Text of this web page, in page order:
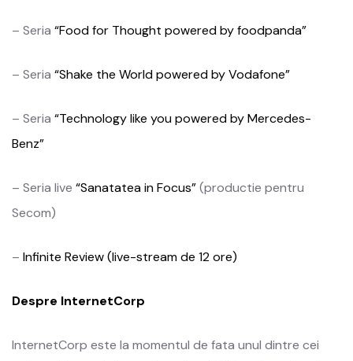
– Seria “Food for Thought powered by foodpanda”
– Seria “Shake the World powered by Vodafone”
– Seria “Technology like you powered by Mercedes-
Benz”
– Seria live “Sanatatea in Focus”(productie pentru
Secom)
– Infinite Review (live-stream de 12 ore)
Despre InternetCorp
InternetCorp este la momentul de fata unul dintre cei